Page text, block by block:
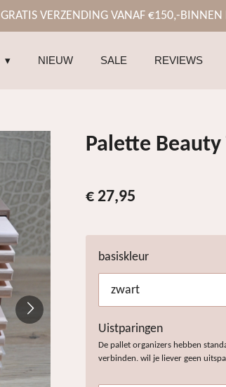
GRATIS VERZENDING VANAF €150,-BINNEN
NIEUW SALE REVIEWS
Palette
€ 27,95
basiskleur
Uistparingen
De pallet organizers hebben
verbinden. wil je liever geen